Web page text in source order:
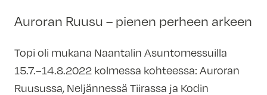
Auroran Ruusu – pienen perheen arkeen
Topi oli mukana Naantalin Asuntomessuilla
15.7.–14.8.2022 kolmessa kohteessa: Auroran
Ruusussa, Neljännessä Tiirassa ja Kodin